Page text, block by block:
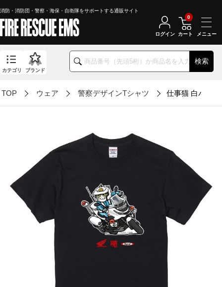
消防・消防団・警察・海保・自衛隊をサポートする通販サイト
検索
カテゴリ ブランド
ログイン カート
0
TOP ウェア 警察デザインTシャツ 仕事猫 白バイ